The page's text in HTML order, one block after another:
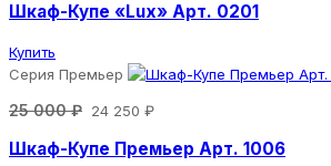
Шкаф-Купе «Lux» Арт. 0201
Купить
Серия Премьер
25 000 ₽ 24 250 ₽
Шкаф-Купе Премьер Арт. 1006